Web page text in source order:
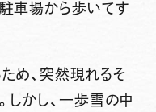
車場から歩いてす
め、突然現れるそ
しかし、一歩雪の中